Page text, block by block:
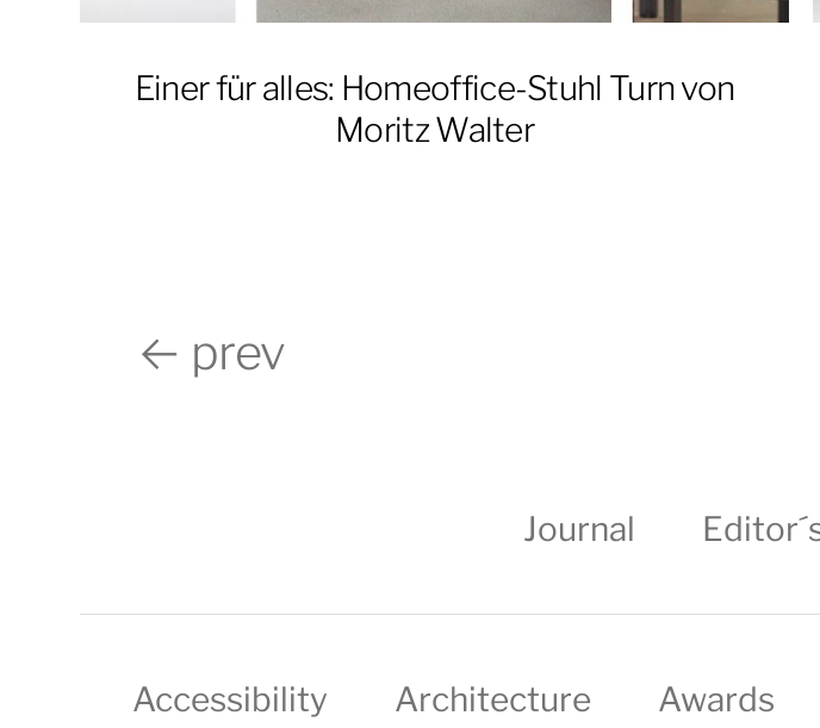
Einer für alles: Homeoffice-Stuhl Turn von
Moritz Walter
← prev
Journal
Accessibility Architecture Awards